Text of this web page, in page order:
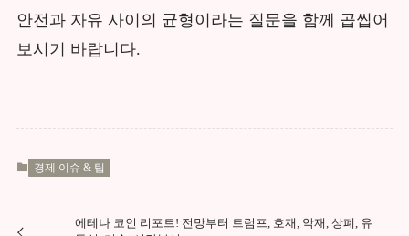
안전과 자유 사이의 균형이라는 질문을 함께 곱씹어
보시기 바랍니다.
경제 이슈 & 팁
에테나 코인 리포트! 전망부터 트럼프, 호재, 악재, 상폐, 유